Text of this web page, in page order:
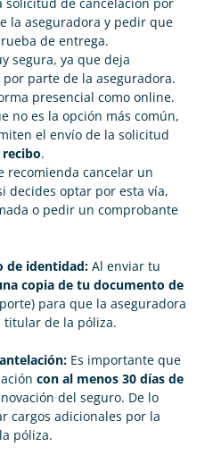
la aseguradora y pedir que
de entrega.
segura, ya que deja
parte de la aseguradora.
presencial como online.
no es la opción más común,
el envío de la solicitud
recibo.
recomienda cancelar un
decides optar por esta vía,
o pedir un comprobante
de identidad: Al enviar tu
copia de tu documento de
para que la aseguradora
titular de la póliza.
Es importante que
con al menos 30 días de
del seguro. De lo
cargos adicionales por la
póliza.